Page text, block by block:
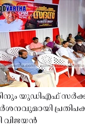
യുഡിഎഫ്
വിജയൻ